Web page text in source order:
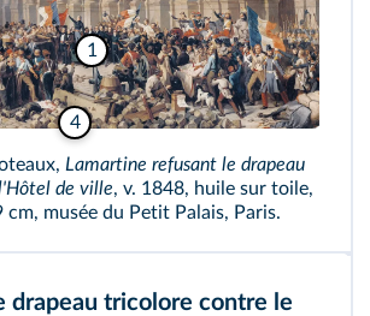
1
4
Lamartine refusant le drapeau
de ville, v. 1848, huile sur toile,
cm, musée du Petit Palais, Paris.
drapeau tricolore contre le